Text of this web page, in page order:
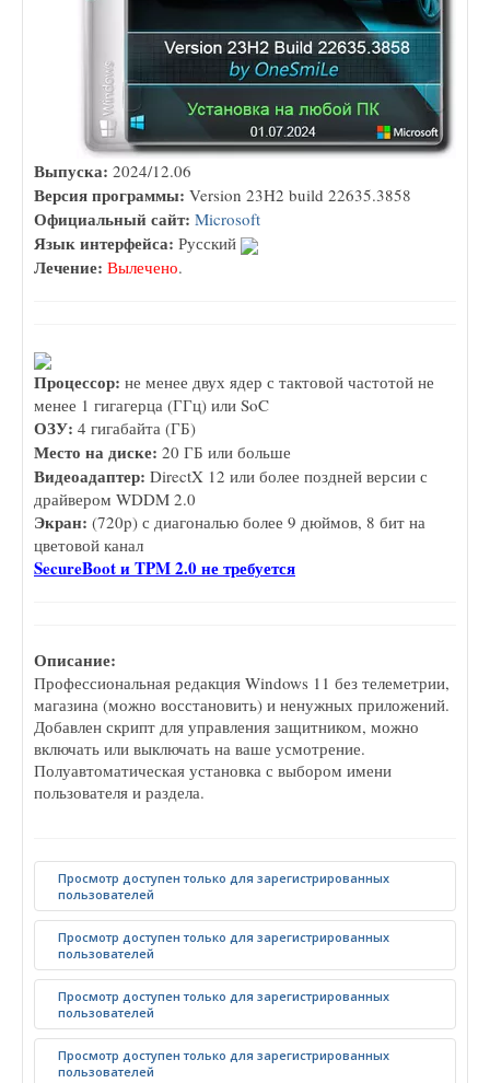
Выпуска: 2024/12.06
Версия программы: Version 23H2 build 22635.3858
Официальный сайт: Microsoft
Язык интерфейса: Русский
Лечение: Вылечено.
Процессор: не менее двух ядер с тактовой частотой не
менее 1 гигагерца (ГГц) или SoC
ОЗУ: 4 гигабайта (ГБ)
Место на диске: 20 ГБ или больше
Видеоадаптер: DirectX 12 или более поздней версии с
драйвером WDDM 2.0
Экран: (720p) с диагональю более 9 дюймов, 8 бит на
цветовой канал
SecureBoot и TPM 2.0 не требуется
Описание:
Профессиональная редакция Windows 11 без телеметрии,
магазина (можно восстановить) и ненужных приложений.
Добавлен скрипт для управления защитником, можно
включать или выключать на ваше усмотрение.
Полуавтоматическая установка с выбором имени
пользователя и раздела.
Просмотр доступен только для зарегистрированных
пользователей
Просмотр доступен только для зарегистрированных
пользователей
Просмотр доступен только для зарегистрированных
пользователей
Просмотр доступен только для зарегистрированных
пользователей